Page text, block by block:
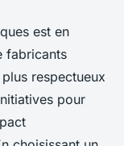
est en
fabricants
respectueux
pour